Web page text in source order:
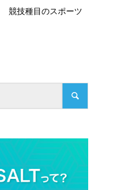
競技種目のスポーツ